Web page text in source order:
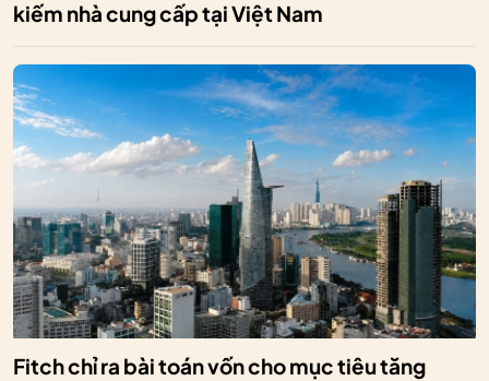
kiếm nhà cung cấp tại Việt Nam
Fitch chỉ ra bài toán vốn cho mục tiêu tăng